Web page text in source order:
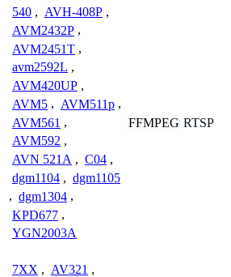
540 , AVH-408P ,
AVM2432P ,
AVM2451T ,
avm2592L ,
AVM420UP ,
AVM5 , AVM511p ,
AVM561 ,
AVM592 ,
AVN 521A , C04 ,
dgm1104 , dgm1105
, dgm1304 ,
KPD677 ,
YGN2003A
FFMPEG RTSP
7XX , AV321 ,